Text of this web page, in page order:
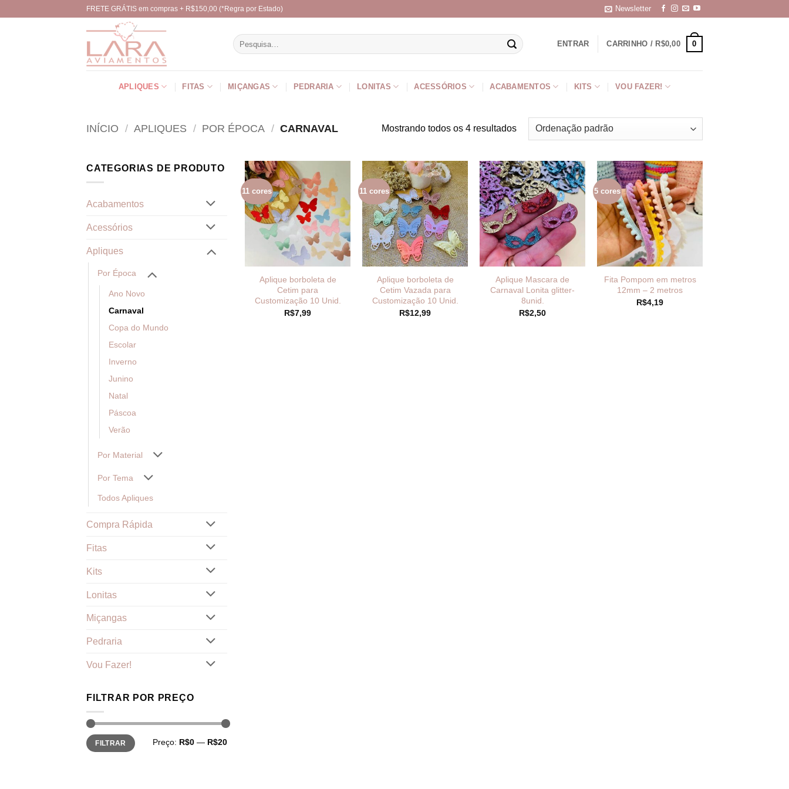
FRETE GRÁTIS em compras + R$150,00 (*Regra por Estado) Newsletter
Pesquisar
por:
ENTRAR CARRINHO / R$0,00 0
APLIQUES FITAS MIÇANGAS PEDRARIA LONITAS ACESSÓRIOS ACABAMENTOS KITS VOU FAZER!
INÍCIO / APLIQUES / POR ÉPOCA / CARNAVAL Mostrando todos os 4 resultados
CATEGORIAS DE PRODUTO
Acabamentos
Acessórios
Apliques
Por Época
Ano Novo
Carnaval
Copa do Mundo
Escolar
Inverno
Junino
Natal
Páscoa
Verão
Por Material
Por Tema
Todos Apliques
Compra Rápida
Fitas
Kits
Lonitas
Miçangas
Pedraria
Vou Fazer!
FILTRAR POR PREÇO
Preço
mínimo
Preço
máximo
FILTRAR Preço: R$0 — R$20
11 cores
Aplique borboleta de
Cetim para
Customização 10 Unid.
R$7,99
11 cores
Aplique borboleta de
Cetim Vazada para
Customização 10 Unid.
R$12,99
Aplique Mascara de
Carnaval Lonita glitter-
8unid.
R$2,50
5 cores
Fita Pompom em metros
12mm – 2 metros
R$4,19